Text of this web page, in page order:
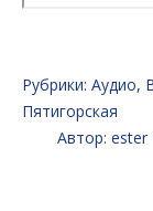
Рубрики: Аудио,
Пятигорская
Автор: ester